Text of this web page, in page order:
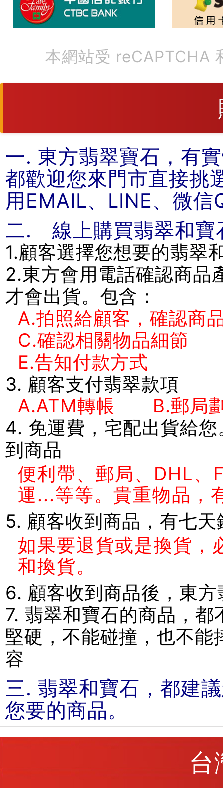
本網站受 reCAPTCHA
一. 東方翡翠寶石，有
都歡迎您來門市直接挑
用EMAIL、LINE、微信
二. 線上購買翡翠和寶
1.顧客選擇您想要的翡翠
2.東方會用電話確認商品
才會出貨。包含：
A.拍照給顧客，確認商
C.確認相關物品細
E.告知付款方式 F.
3. 顧客支付翡翠款項
A.ATM轉帳 B.郵局劃
4. 免運費，宅配出貨給
到商品
便利帶、郵局、DHL、
運...等等。貴重物品，
5. 顧客收到商品，有七
如果要退貨或是換貨，
和換貨。
6. 顧客收到商品後，東
7. 翡翠和寶石的商品，
堅硬，不能碰撞，也不
容
三. 翡翠和寶石，都建
您要的商品。
台